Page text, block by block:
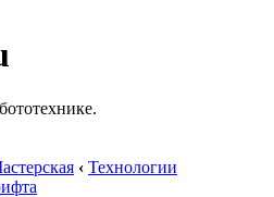
‹ Технологии